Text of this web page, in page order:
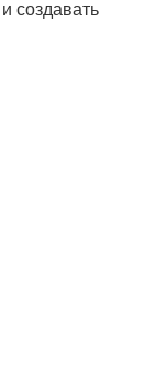
создавать